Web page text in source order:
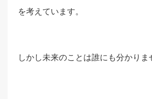
を考えています。
しかし未来のことは誰にも分かりま